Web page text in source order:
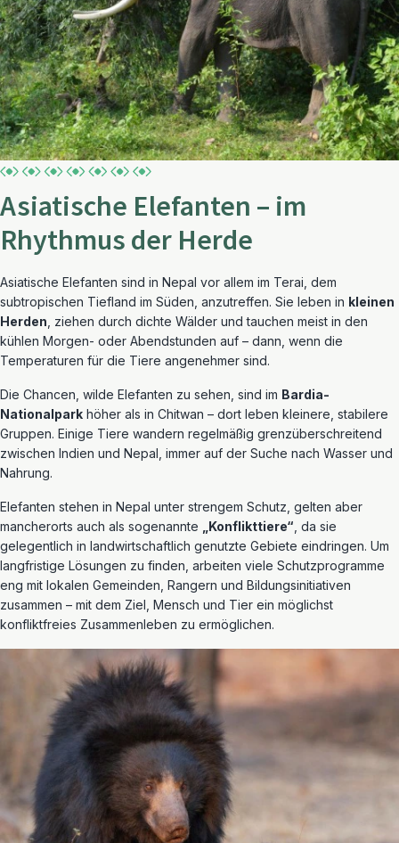
Asiatische Elefanten – im
Rhythmus der Herde
Asiatische Elefanten sind in Nepal vor allem im Terai, dem
subtropischen Tiefland im Süden, anzutreffen. Sie leben in kleinen
Herden , ziehen durch dichte Wälder und tauchen meist in den
kühlen Morgen- oder Abendstunden auf – dann, wenn die
Temperaturen für die Tiere angenehmer sind.
Die Chancen, wilde Elefanten zu sehen, sind im Bardia-
Nationalpark höher als in Chitwan – dort leben kleinere, stabilere
Gruppen. Einige Tiere wandern regelmäßig grenzüberschreitend
zwischen Indien und Nepal, immer auf der Suche nach Wasser und
Nahrung.
Elefanten stehen in Nepal unter strengem Schutz, gelten aber
mancherorts auch als sogenannte
„Konflikttiere“ , da sie
gelegentlich in landwirtschaftlich genutzte Gebiete eindringen. Um
langfristige Lösungen zu finden, arbeiten viele Schutzprogramme
eng mit lokalen Gemeinden, Rangern und Bildungsinitiativen
zusammen – mit dem Ziel, Mensch und Tier ein möglichst
konfliktfreies Zusammenleben zu ermöglichen.